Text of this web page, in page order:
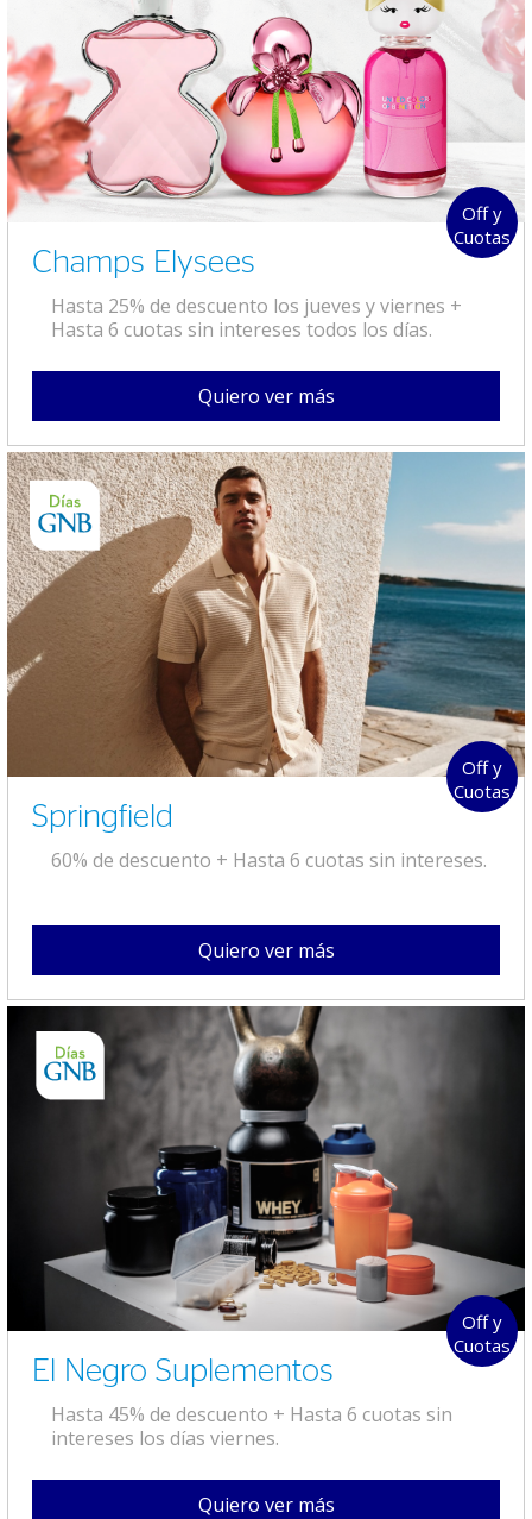
Off y
Cuotas
Champs Elysees
Hasta 25% de descuento los jueves y viernes +
Hasta 6 cuotas sin intereses todos los días.
Quiero ver más
Off y
Cuotas
Springfield
60% de descuento + Hasta 6 cuotas sin intereses.
Quiero ver más
Off y
Cuotas
El Negro Suplementos
Hasta 45% de descuento + Hasta 6 cuotas sin
intereses los días viernes.
Quiero ver más